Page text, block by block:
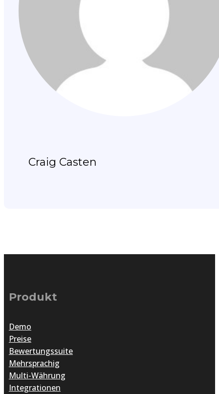
Craig Casten
Produkt
Demo
Preise
Bewertungssuite
Mehrsprachig
Multi-Währung
Integrationen